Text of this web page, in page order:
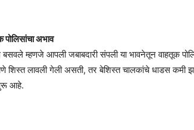
अभाव
म्हणजे आपली जबाबदारी संपली या भावनेतून वाहतूक
शिस्त लावली गेली असती, तर बेशिस्त चालकांचे धाडस कमी
आहे.